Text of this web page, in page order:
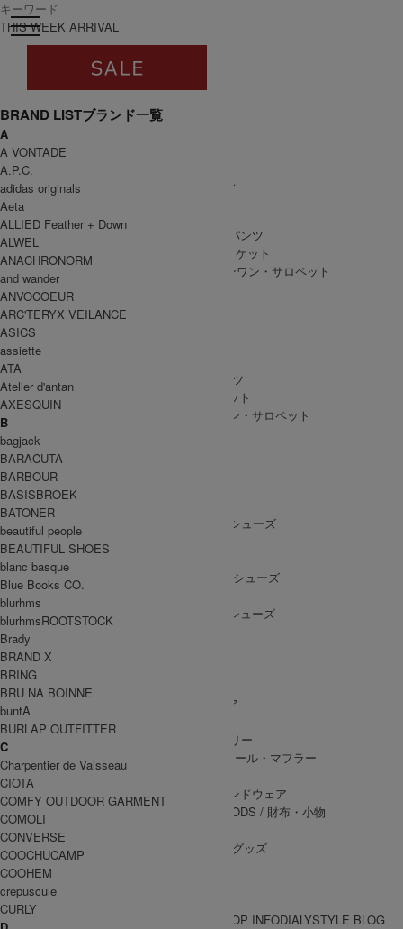
toggle navigation
ログイン
すべて
WOMEN
WOMEN ALL ITEM
/ ワンピース
SKIRT
BOTTOMS
/ ボトムス・パンツ
/ アウター・ジャケット
/ オールインワン・サロペット
MEN
MEN ALL ITEM
/ ボトムス・パンツ
/ アウター・ジャケット
/ オールインワン・サロペット
SHOES
SHOES ALL ITEM
/ ドレスシューズ
BOOTS
PUMPS
/ バレエシューズ
OTHER SHOES
/ その他シューズ
GOODS
GOODS ALL ITEM
/ 帽子・ヘッドウェア
BAG
ACCESSARY
/ アクセサリー
/ ストール・マフラー
LEG WEAR
HAND WEAR
/ 手袋・ハンドウェア
WALLET&GENERAL GOODS / 財布・小物
/ その他グッズ
BRAND一覧
SHOP INFODIALYSTYLE BLOG
THIS WEEK ARRIVAL
BRAND LISTブランド一覧
A
A VONTADE
A.P.C.
adidas originals
Aeta
ALLIED Feather + Down
ALWEL
ANACHRONORM
and wander
ANVOCOEUR
ARC'TERYX VEILANCE
ASICS
assiette
ATA
Atelier d'antan
AXESQUIN
B
bagjack
BARACUTA
BARBOUR
BASISBROEK
BATONER
beautiful people
BEAUTIFUL SHOES
blanc basque
Blue Books CO.
blurhms
blurhmsROOTSTOCK
Brady
BRAND X
BRING
BRU NA BOINNE
buntA
BURLAP OUTFITTER
C
Charpentier de Vaisseau
CIOTA
COMFY OUTDOOR GARMENT
COMOLI
CONVERSE
COOCHUCAMP
COOHEM
crepuscule
CURLY